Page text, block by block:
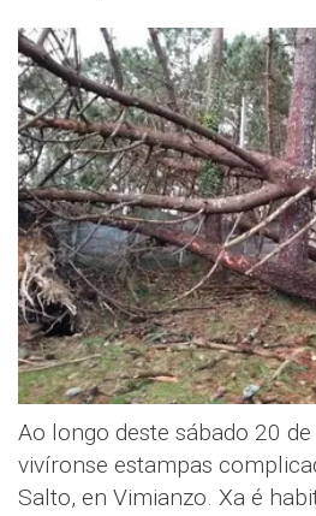
Ao longo deste sábado 20
vivíronse estampas
Salto, en Vimianzo. Xa é